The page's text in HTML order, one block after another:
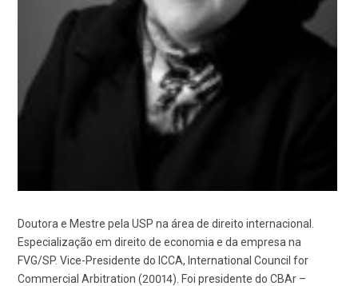
Doutora e Mestre pela USP na área de direito internacional.
Especialização em direito de economia e da empresa na
FVG/SP. Vice-Presidente do ICCA, International Council for
Commercial Arbitration (20014). Foi presidente do CBAr –